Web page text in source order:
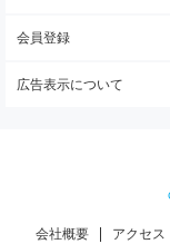
会員登録
広告表示について
会社概要 アクセス